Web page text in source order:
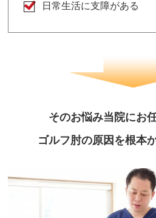
日常生活に支障がある
そのお悩み当院にお
ゴルフ肘の原因を根本